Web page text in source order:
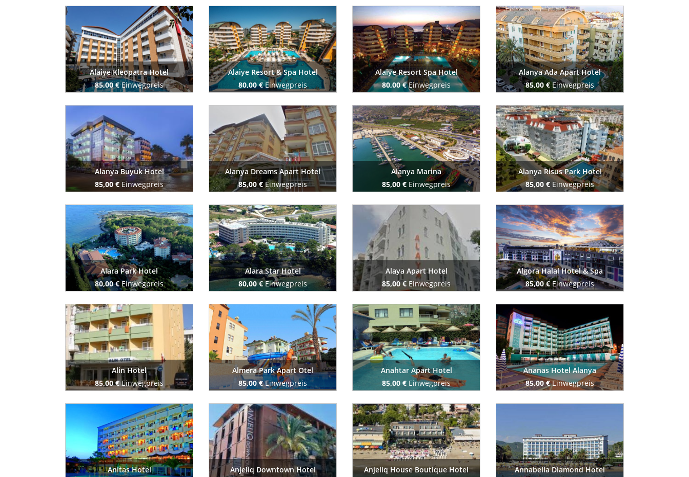
Buchen Sie jetzt Buchen Sie jetzt Buchen Sie jetzt
Alaiye Kleopatra Hotel
85,00 €Einwegpreis
Alaiye Resort & Spa Hotel
80,00 €Einwegpreis
Buchen Sie jetzt
Alaiye Resort Spa Hotel
80,00 €Einwegpreis
Buchen Sie jetzt
Alanya Ada Apart Hotel
85,00 €Einwegpreis
Buchen Sie jetzt
Alanya Buyuk Hotel
85,00 € Einwegpreis
Buchen Sie jetzt
Alanya Dreams Apart Hotel
85,00 €Einwegpreis
Buchen Sie jetzt
Alanya Marina
85,00 € Einwegpreis
Buchen Sie jetzt
Alanya Risus Park Hotel
85,00 € Einwegpreis
Buchen Sie jetzt
Alara Park Hotel
80,00 €Einwegpreis
Buchen Sie jetzt
Alara Star Hotel
80,00 €Einwegpreis
Buchen Sie jetzt
Alaya Apart Hotel
85,00 € Einwegpreis
Buchen Sie jetzt
Algora Halal Hotel & Spa
85,00 €Einwegpreis
Alin Hotel
85,00 €Einwegpreis
Buchen Sie jetzt
Almera Park Apart Otel
85,00 €Einwegpreis
Buchen Sie jetzt
Anahtar Apart Hotel
85,00 € Einwegpreis
Buchen Sie jetzt
Ananas Hotel Alanya
85,00 €Einwegpreis
Anitas Hotel
Anjeliq Downtown Hotel
Anjeliq House Boutique Hotel
Annabella Diamond Hotel